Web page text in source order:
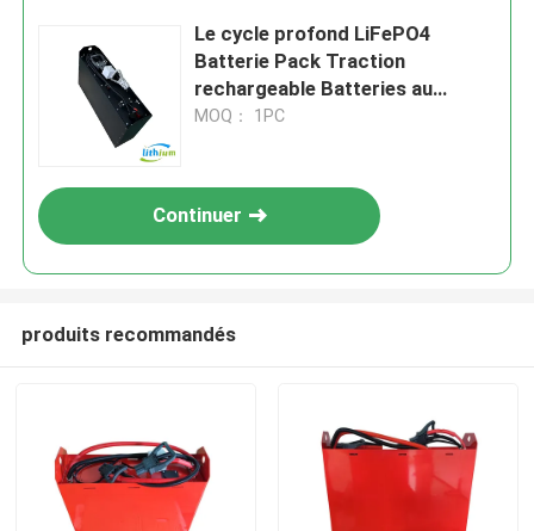
Le cycle profond LiFePO4
Batterie Pack Traction
rechargeable Batteries au
lithium-ion pour chariots
MOQ： 1PC
Continuer
produits recommandés